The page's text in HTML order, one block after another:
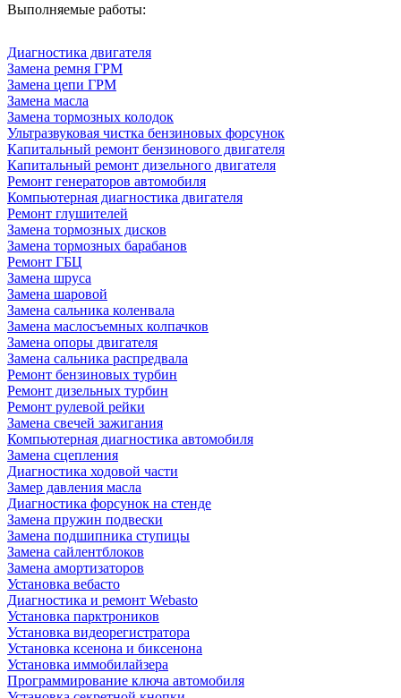
Выполняемые работы:
Диагностика двигателя
Замена ремня ГРМ
Замена цепи ГРМ
Замена масла
Замена тормозных колодок
Ультразвуковая чистка бензиновых форсунок
Капитальный ремонт бензинового двигателя
Капитальный ремонт дизельного двигателя
Ремонт генераторов автомобиля
Компьютерная диагностика двигателя
Ремонт глушителей
Замена тормозных дисков
Замена тормозных барабанов
Ремонт ГБЦ
Замена шруса
Замена шаровой
Замена сальника коленвала
Замена маслосъемных колпачков
Замена опоры двигателя
Замена сальника распредвала
Ремонт бензиновых турбин
Ремонт дизельных турбин
Ремонт рулевой рейки
Замена свечей зажигания
Компьютерная диагностика автомобиля
Замена сцепления
Диагностика ходовой части
Замер давления масла
Диагностика форсунок на стенде
Замена пружин подвески
Замена подшипника ступицы
Замена сайлентблоков
Замена амортизаторов
Установка вебасто
Диагностика и ремонт Webasto
Установка парктроников
Установка видеорегистратора
Установка ксенона и биксенона
Установка иммобилайзера
Программирование ключа автомобиля